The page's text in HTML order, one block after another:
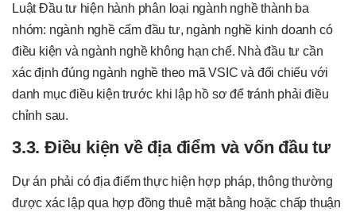
Luật Đầu tư hiện hành phân loại ngành nghề thành ba
nhóm: ngành nghề cấm đầu tư, ngành nghề kinh doanh có
điều kiện và ngành nghề không hạn chế. Nhà đầu tư cần
xác định đúng ngành nghề theo mã VSIC và đối chiếu với
danh mục điều kiện trước khi lập hồ sơ để tránh phải điều
chỉnh sau.
3.3. Điều kiện về địa điểm và vốn đầu tư
Dự án phải có địa điểm thực hiện hợp pháp, thông thường
được xác lập qua hợp đồng thuê mặt bằng hoặc chấp thuận